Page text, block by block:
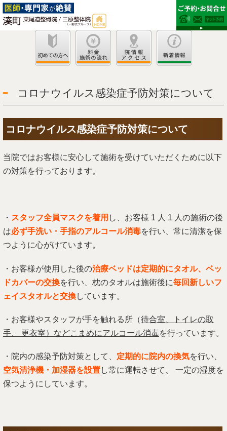
コロナウイルス感染症予防対策について
コロナウイルス感染症予防対策について
当院ではお客様に安心して施術を受けていただくために以下
の対策を行っております。
・ スタッフ全員マスクを着用 し、お客様 1 ⼈ 1 ⼈の施術の後
は必ず⼿洗い・⼿指のアルコール消毒を行い、常に清潔を保
つように心がけています。
・お客様が使用した後の治療ベッドは定期的にタオル、ベッ
ドカバーの交換を行い、枕のタオルは施術後に毎回新しいフ
ェイスタオルと交換しています。
・お客様やスタッフが⼿を触れる所（待合室、トイレの取
⼿、 更衣室）などこまめにアルコール消毒を行っています。
・院内の感染予防対策として、 定期的に院内の換気を行い、
空気清浄機・加湿器を設置し常に運転させて、 一定の湿度を
保つようにしています。